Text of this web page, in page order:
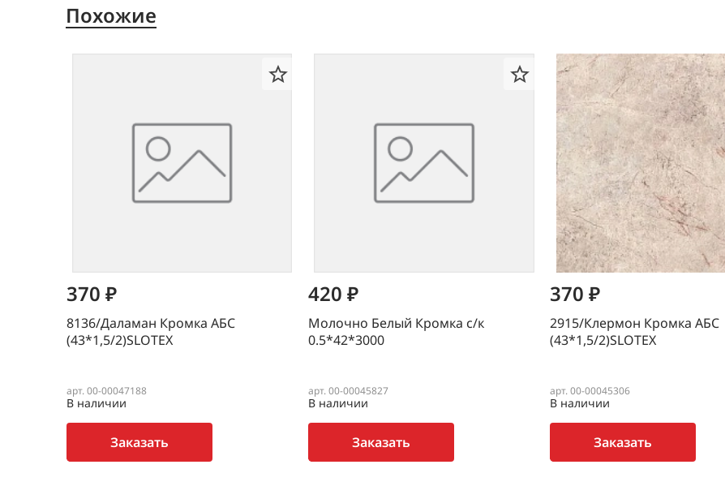
Похожие
370 ₽
8136/Даламан Кромка АБС
(43*1,5/2)SLOTEX
арт. 00-00047188
В наличии
Заказать
420 ₽
Молочно Белый Кромка с/к
0.5*42*3000
арт. 00-00045827
В наличии
Заказать
370 ₽
2915/Клермон Кромка АБС
(43*1,5/2)SLOTEX
арт. 00-00045306
В наличии
Заказать